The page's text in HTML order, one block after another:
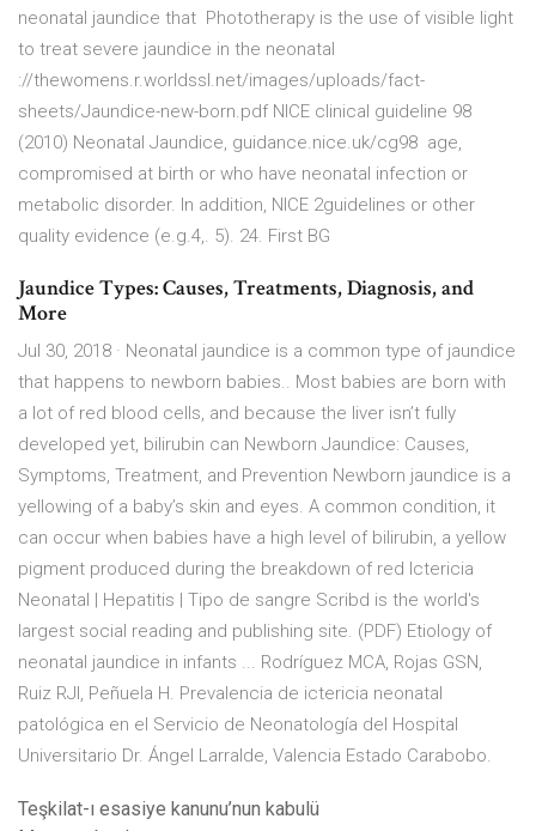
neonatal jaundice that Phototherapy is the use of visible light
to treat severe jaundice in the neonatal
://thewomens.r.worldssl.net/images/uploads/fact-
sheets/Jaundice-new-born.pdf NICE clinical guideline 98
(2010) Neonatal Jaundice, guidance.nice.uk/cg98 age,
compromised at birth or who have neonatal infection or
metabolic disorder. In addition, NICE 2guidelines or other
quality evidence (e.g.4,. 5). 24. First BG
Jaundice Types: Causes, Treatments, Diagnosis, and
More
Jul 30, 2018 · Neonatal jaundice is a common type of jaundice
that happens to newborn babies.. Most babies are born with
a lot of red blood cells, and because the liver isn’t fully
developed yet, bilirubin can Newborn Jaundice: Causes,
Symptoms, Treatment, and Prevention Newborn jaundice is a
yellowing of a baby’s skin and eyes. A common condition, it
can occur when babies have a high level of bilirubin, a yellow
pigment produced during the breakdown of red Ictericia
Neonatal | Hepatitis | Tipo de sangre Scribd is the world's
largest social reading and publishing site. (PDF) Etiology of
neonatal jaundice in infants ... Rodríguez MCA, Rojas GSN,
Ruiz RJI, Peñuela H. Prevalencia de ictericia neonatal
patológica en el Servicio de Neonatología del Hospital
Universitario Dr. Ángel Larralde, Valencia Estado Carabobo.
Teşkilat-ı esasiye kanunu’nun kabulü